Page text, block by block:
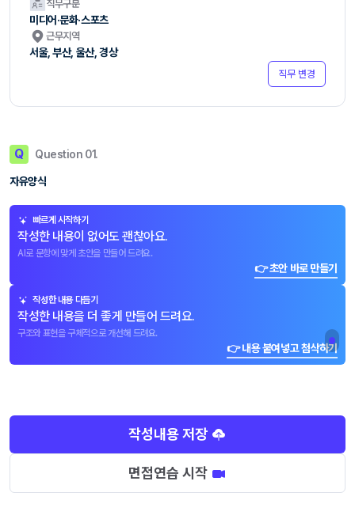
직무구분
미디어·문화·스포츠
근무지역
서울, 부산, 울산, 경상
직무 변경
Q Question 01.
자유양식
빠르게 시작하기
작성한 내용이 없어도 괜찮아요.
AI로 문항에 맞게 초안을 만들어 드려요.
👉 초안 바로 만들기
작성한 내용 다듬기
작성한 내용을 더 좋게 만들어 드려요.
구조와 표현을 구체적으로 개선해 드려요.
👉 내용 붙여넣고 첨삭하기
작성내용 저장
면접연습 시작